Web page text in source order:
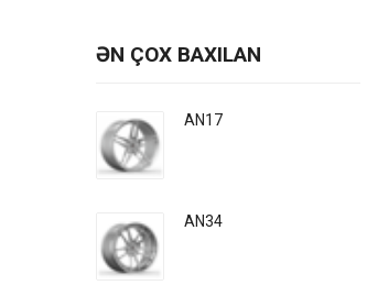
ƏN ÇOX BAXILAN
AN17
AN34